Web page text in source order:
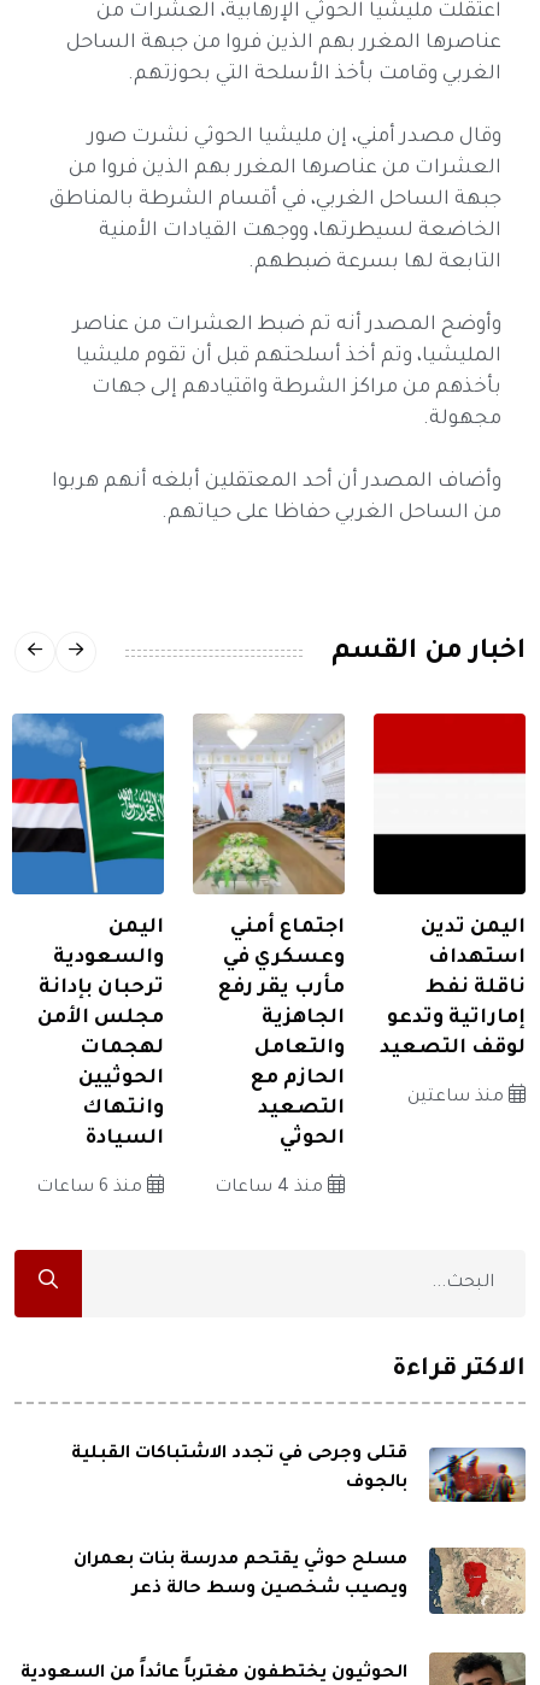
اعتقلت مليشيا الحوثي الإرهابية، العشرات من
عناصرها المغرر بهم الذين فروا من جبهة الساحل
الغربي وقامت بأخذ الأسلحة التي بحوزتهم.
وقال مصدر أمني، إن مليشيا الحوثي نشرت صور
العشرات من عناصرها المغرر بهم الذين فروا من
جبهة الساحل الغربي، في أقسام الشرطة بالمناطق
الخاضعة لسيطرتها، ووجهت القيادات الأمنية
التابعة لها بسرعة ضبطهم.
وأوضح المصدر أنه تم ضبط العشرات من عناصر
المليشيا، وتم أخذ أسلحتهم قبل أن تقوم مليشيا
بأخذهم من مراكز الشرطة واقتيادهم إلى جهات
مجهولة.
وأضاف المصدر أن أحد المعتقلين أبلغه أنهم هربوا
من الساحل الغربي حفاظا على حياتهم.
اخبار من القسم
اليمن تدين
استهداف
ناقلة نفط
إماراتية وتدعو
لوقف التصعيد
منذ ساعتين
اجتماع أمني
وعسكري في
مأرب يقر رفع
الجاهزية
والتعامل
الحازم مع
التصعيد
الحوثي
منذ 4 ساعات
اليمن
والسعودية
ترحبان بإدانة
مجلس الأمن
لهجمات
الحوثيين
وانتهاك
السيادة
منذ 6 ساعات
الاكثر قراءة
قتلى وجرحى في تجدد الاشتباكات القبلية
بالجوف
مسلح حوثي يقتحم مدرسة بنات بعمران
ويصيب شخصين وسط حالة ذعر
الحوثيون يختطفون مغترباً عائداً من السعودية